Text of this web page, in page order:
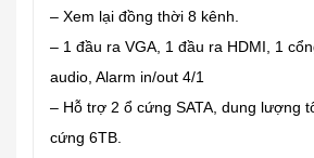
– Xem lại đồng thời 8 kênh.
– 1 đầu ra VGA, 1 đầu ra HDMI, 1
audio, Alarm in/out 4/1
– Hỗ trợ 2 ổ cứng SATA, dung lượng
cứng 6TB.